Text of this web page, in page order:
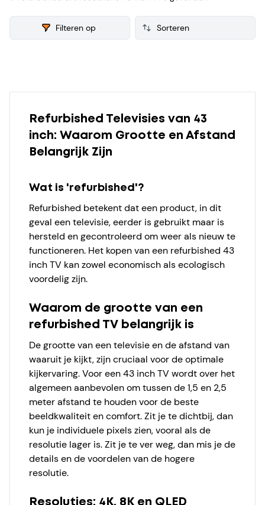
reviews, zodat je een weloverwogen keuze kunt maken bij je
aankoop.
Filteren op
Refurbished Televisies van 43
inch: Waarom Grootte en Afstand
Belangrijk Zijn
Wat is 'refurbished'?
Refurbished betekent dat een product, in dit
geval een televisie, eerder is gebruikt maar is
hersteld en gecontroleerd om weer als nieuw te
functioneren. Het kopen van een refurbished 43
inch TV kan zowel economisch als ecologisch
voordelig zijn.
Waarom de grootte van een
refurbished TV belangrijk is
De grootte van een televisie en de afstand van
waaruit je kijkt, zijn cruciaal voor de optimale
kijkervaring. Voor een 43 inch TV wordt over het
algemeen aanbevolen om tussen de 1,5 en 2,5
meter afstand te houden voor de beste
beeldkwaliteit en comfort. Zit je te dichtbij, dan
kun je individuele pixels zien, vooral als de
resolutie lager is. Zit je te ver weg, dan mis je de
details en de voordelen van de hogere
resolutie.
Resoluties: 4K, 8K en QLED